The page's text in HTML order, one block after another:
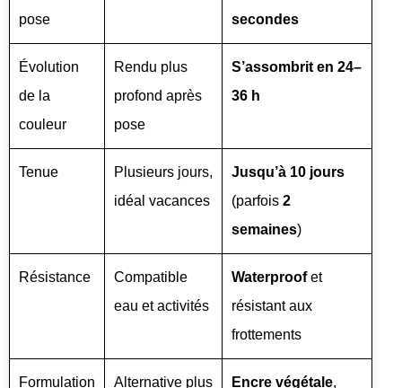
pose
secondes
Évolution
de la
couleur
Rendu plus
profond après
pose
S’assombrit en 24–
36 h
Tenue
Plusieurs jours,
idéal vacances
Jusqu’à 10 jours
(parfois 2
semaines)
Résistance
Compatible
eau et activités
Waterproofet
résistant aux
frottements
Formulation
Alternative plus
Encre végétale,